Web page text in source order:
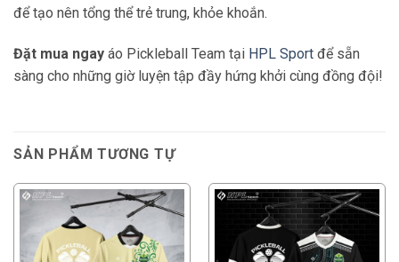
để tạo nên tổng thể trẻ trung, khỏe khoắn.
Đặt mua ngay áo Pickleball Team tại HPL Sport để sẵn
sàng cho những giờ luyện tập đầy hứng khởi cùng đồng đội!
SẢN PHẨM TƯƠNG TỰ